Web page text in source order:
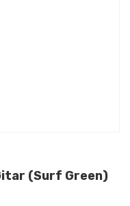
(Surf Green)